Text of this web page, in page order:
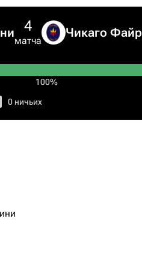
4
матча
Чикаго Файр
100%
0 ничьих